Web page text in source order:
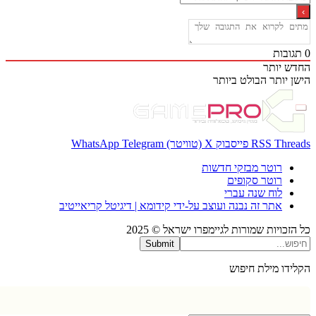
יותר
יותר הבולט ביותר
RSS פייסבוק X (טוויטר) WhatsApp Telegram
רוטר מבזקי חדשות
רוטר סקופים
לוח שנה עברי
אתר זה נבנה ועוצב על-ידי קידומא | דיגיטל קריאייטיב
שמורות לגיימפרו ישראל © 2025
Submit
מילת חיפוש